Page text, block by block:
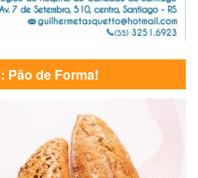
Pão de Forma!